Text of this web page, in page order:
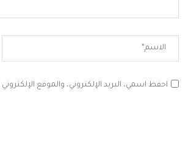
احفظ اسمي، البريد الإلكتروني، والموقع